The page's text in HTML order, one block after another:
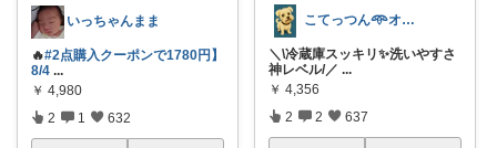
いっちゃんまま
🔥#2点購入クーポンで1780円】
8/4 ...
￥ 4,980
2 1 632
こてっつん𖥸オイシイとカワイイはセイギ
＼\冷蔵庫スッキリ✨洗いやすさ
神レベル/／ ...
￥ 4,356
2 2 637